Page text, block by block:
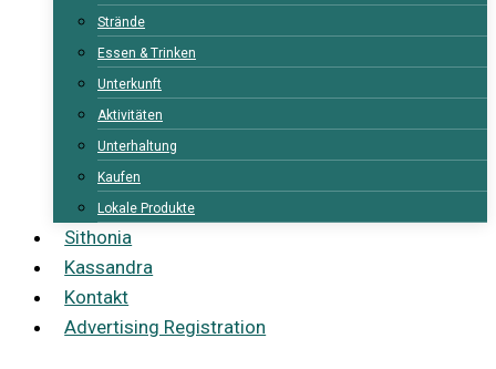
Strände
Essen & Trinken
Unterkunft
Aktivitäten
Unterhaltung
Kaufen
Lokale Produkte
Sithonia
Kassandra
Kontakt
Advertising Registration